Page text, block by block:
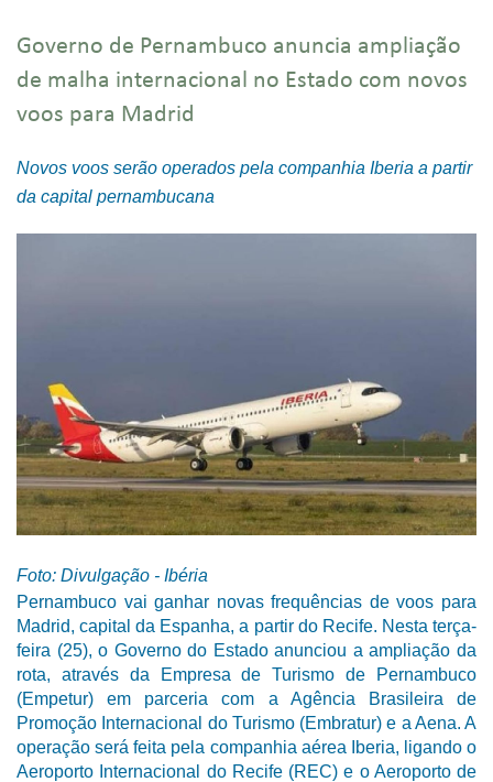
Governo de Pernambuco anuncia ampliação
de malha internacional no Estado com novos
voos para Madrid
Novos voos serão operados pela companhia Iberia a partir
da capital pernambucana
Foto: Divulgação - Ibéria
Pernambuco vai ganhar novas frequências de voos para
Madrid, capital da Espanha, a partir do Recife. Nesta terça-
feira (25), o Governo do Estado anunciou a ampliação da
rota, através da Empresa de Turismo de Pernambuco
(Empetur) em parceria com a Agência Brasileira de
Promoção Internacional do Turismo (Embratur) e a Aena. A
operação será feita pela companhia aérea Iberia, ligando o
Aeroporto Internacional do Recife (REC) e o Aeroporto de